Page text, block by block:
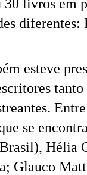
livros em
esteve
tanto
se
Hélia
Glauco